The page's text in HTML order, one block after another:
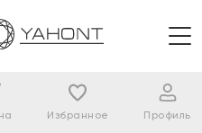
Избранное Профиль